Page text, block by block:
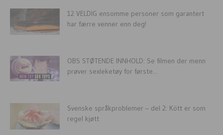
12 VELDIG ensomme personer som garantert
har færre venner enn deg!
OBS STØTENDE INNHOLD: Se filmen der menn
prøver sexleketøy for første...
Svenske språkproblemer – del 2: Kött er som
regel kjøtt